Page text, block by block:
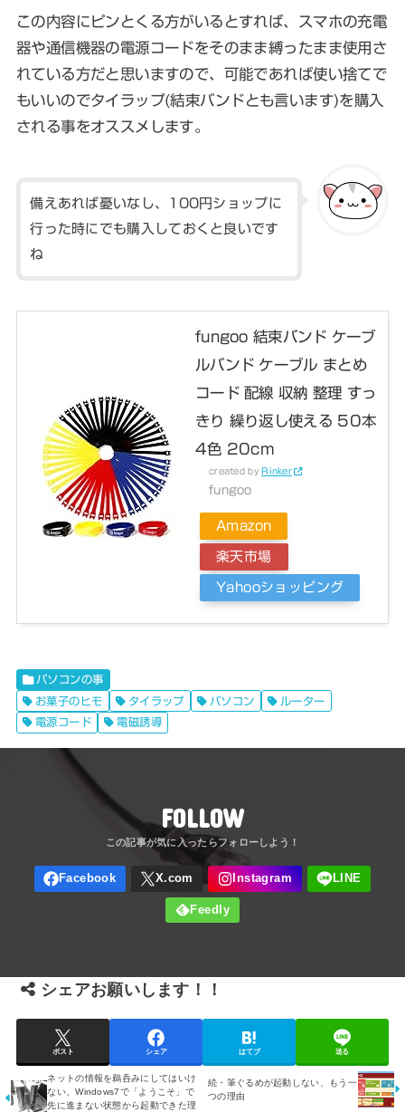
この内容にピンとくる方がいるとすれば、スマホの充電
器や通信機器の電源コードをそのまま縛ったまま使用さ
れている方だと思いますので、可能であれば使い捨てで
もいいのでタイラップ(結束バンドとも言います)を購入
される事をオススメします。
備えあれば憂いなし、100円ショップに
行った時にでも購入しておくと良いです
ね
fungoo 結束バンド ケーブ
ルバンド ケーブル まとめ
コード 配線 収納 整理 すっ
きり 繰り返し使える 50本
4色 20cm
created by Rinker
fungoo
Amazon
楽天市場
Yahooショッピング
パソコンの事
お菓子のヒモ
タイラップ パソコン
ルーター
電源コード
電磁誘導
FOLLOW
シェアお願いします！！
ポスト シェア はてブ 送る
続・筆ぐるめが起動しない、もう一
つの理由
ネットの情報を鵜呑みにしてはいけ
ない、Windows7で「ようこそ」で
先に進まない状態から起動できた理